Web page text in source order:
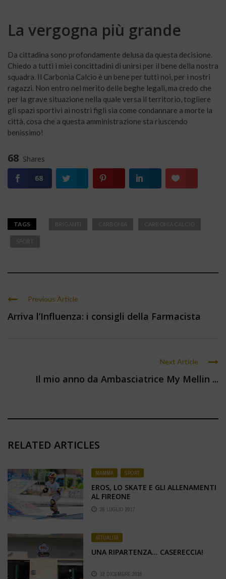
La vergogna più grande
Da cittadina sono profondamente delusa da questa decisione.
Chiedo a tutti i miei concittadini di unirsi per il bene della nostra
squadra. Il Carbonia Calcio è un bene per tutti noi, per i nostri
ragazzi. Non entro nel merito delle beghe legali, ma credo che
per la grave situazione nella quale versa il territorio, togliere
gli spazi sportivi ai nostri figli sia come condannare a morte la
città, cosa che a questa amministrazione sta riuscendo
benissimo!
68 Shares
68
TAGS BRIGANTI CARBONIA CARBONIA CALCIO
SPORT
Previous Article
Arriva l’Influenza: i consigli della Farmacista
Next Article
Il mio anno da Ambasciatrice My Mellin ...
RELATED ARTICLES
MAMMA SPORT
EROS, LO SKATE E GLI ALLENAMENTI
AL FIREONE
26 LUGLIO 2017
ATTUALITÀ
UNA RIPARTENZA… CASERECCIA!
12 DICEMBRE 2016